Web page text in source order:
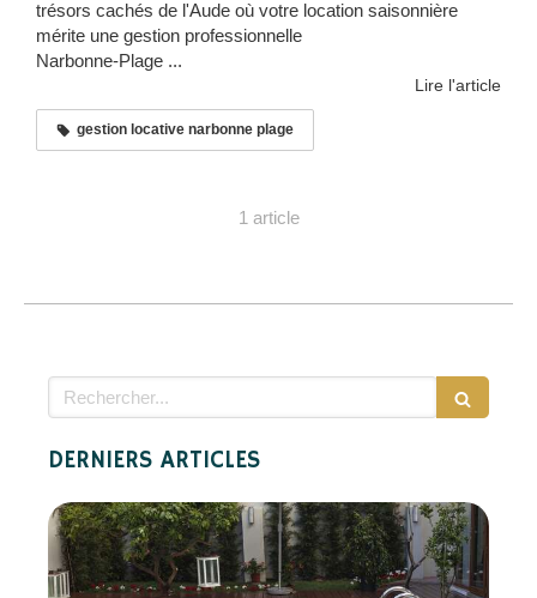
trésors cachés de l'Aude où votre location saisonnière
mérite une gestion professionnelle
Narbonne-Plage ...
Lire l'article
gestion locative narbonne plage
1 article
Rechercher
DERNIERS ARTICLES